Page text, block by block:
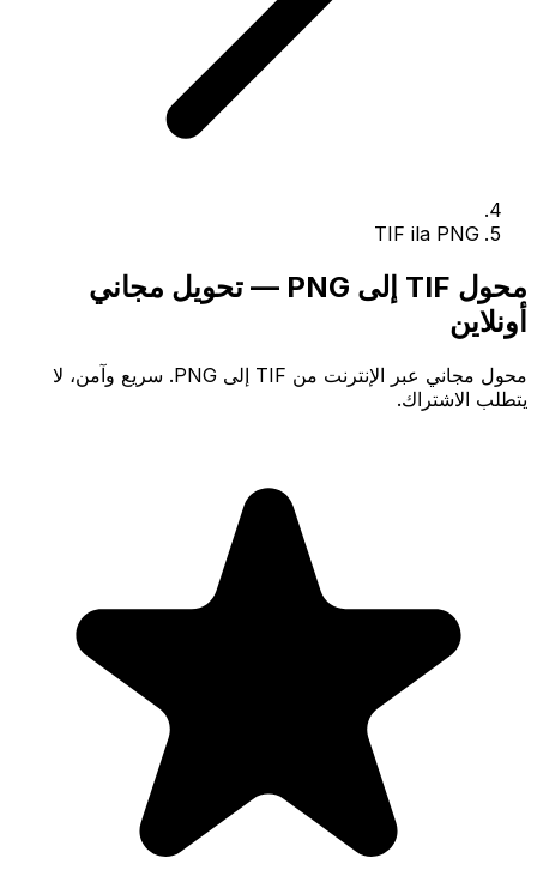
TIF ila PNG
محول TIF إلى PNG — تحويل مجاني
أونلاين
محول مجاني عبر الإنترنت من TIF إلى PNG. سريع وآمن، لا
يتطلب الاشتراك.